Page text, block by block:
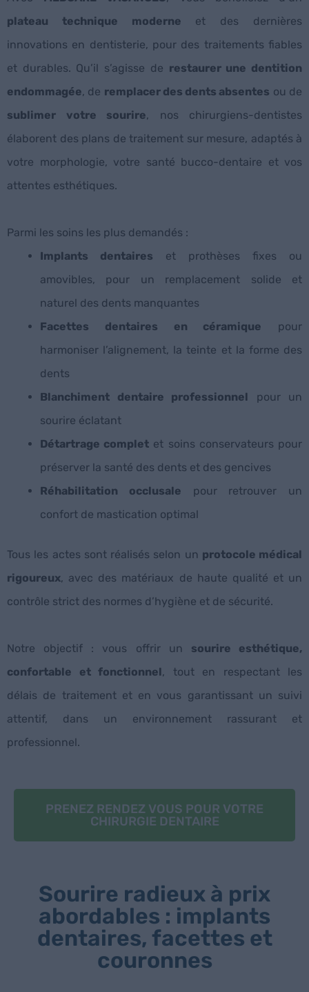
plateau technique moderne et des dernières
innovations en dentisterie, pour des traitements fiables
et durables. Qu’il s’agisse de restaurer une dentition
endommagée, de remplacer des dents absentes ou de
sublimer votre sourire, nos chirurgiens-dentistes
élaborent des plans de traitement sur mesure, adaptés à
votre morphologie, votre santé bucco-dentaire et vos
attentes esthétiques.
Parmi les soins les plus demandés :
Implants dentaires et prothèses fixes ou
amovibles, pour un remplacement solide et
naturel des dents manquantes
Facettes dentaires en céramique pour
harmoniser l’alignement, la teinte et la forme des
dents
Blanchiment dentaire professionnel
pour un
sourire éclatant
Détartrage complet et soins conservateurs pour
préserver la santé des dents et des gencives
Réhabilitation occlusale pour retrouver un
confort de mastication optimal
Tous les actes sont réalisés selon un protocole médical
rigoureux, avec des matériaux de haute qualité et un
contrôle strict des normes d’hygiène et de sécurité.
Notre objectif : vous offrir un sourire esthétique,
confortable et fonctionnel, tout en respectant les
délais de traitement et en vous garantissant un suivi
attentif, dans un environnement rassurant et
professionnel.
PRENEZ RENDEZ VOUS POUR VOTRE
CHIRURGIE DENTAIRE
Sourire radieux à prix
abordables : implants
dentaires, facettes et
couronnes